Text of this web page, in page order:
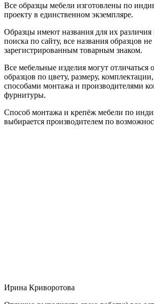
Все образцы мебели изготовлены по
проекту в единственном экземпляре.
Образцы имеют названия для их различия
поиска по сайту, все названия образцов
зарегистрированным товарным знаком.
Все мебельные изделия могут отличаться
образцов по цвету, размеру,
способами монтажа и производителями
фурнитуры.
Способ монтажа и крепёж мебели по
выбирается производителем по
Ирина Криворотова